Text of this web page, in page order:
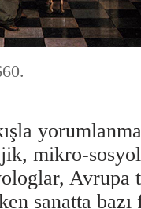
mikro-
Avrupa
sanatta